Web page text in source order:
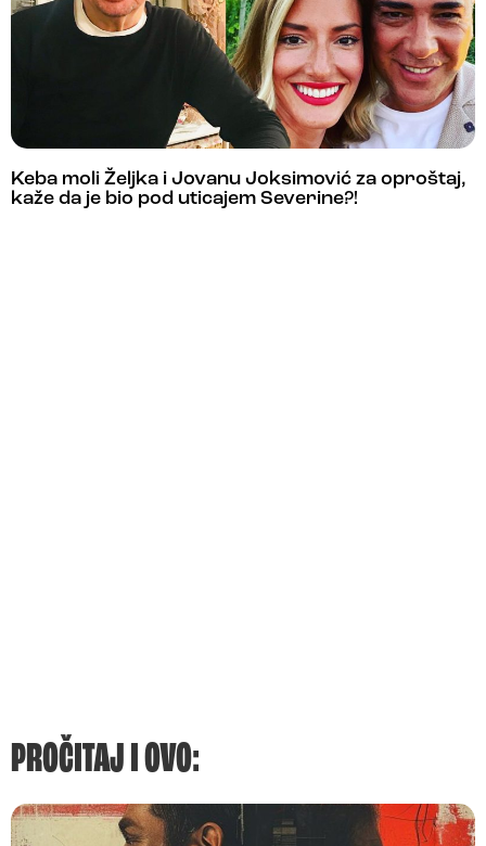
Keba moli Željka i Jovanu Joksimović za oproštaj,
kaže da je bio pod uticajem Severine?!
PROČITAJ I OVO: